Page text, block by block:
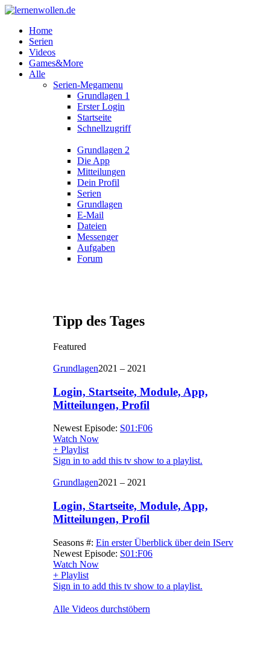
Home
Serien
Videos
Games&More
Alle
Serien-Megamenu
Grundlagen 1
Erster Login
Startseite
Schnellzugriff
Grundlagen 2
Die App
Mitteilungen
Dein Profil
Serien
Grundlagen
E-Mail
Dateien
Messenger
Aufgaben
Forum
Tipp des Tages
Featured
Grundlagen2021 – 2021
Login, Startseite, Module, App,
Mitteilungen, Profil
Newest Episode: S01:F06
Watch Now
+ Playlist
Sign in to add this tv show to a playlist.
Grundlagen2021 – 2021
Login, Startseite, Module, App,
Mitteilungen, Profil
Seasons #: Ein erster Überblick über dein IServ
Newest Episode: S01:F06
Watch Now
+ Playlist
Sign in to add this tv show to a playlist.
Alle Videos durchstöbern